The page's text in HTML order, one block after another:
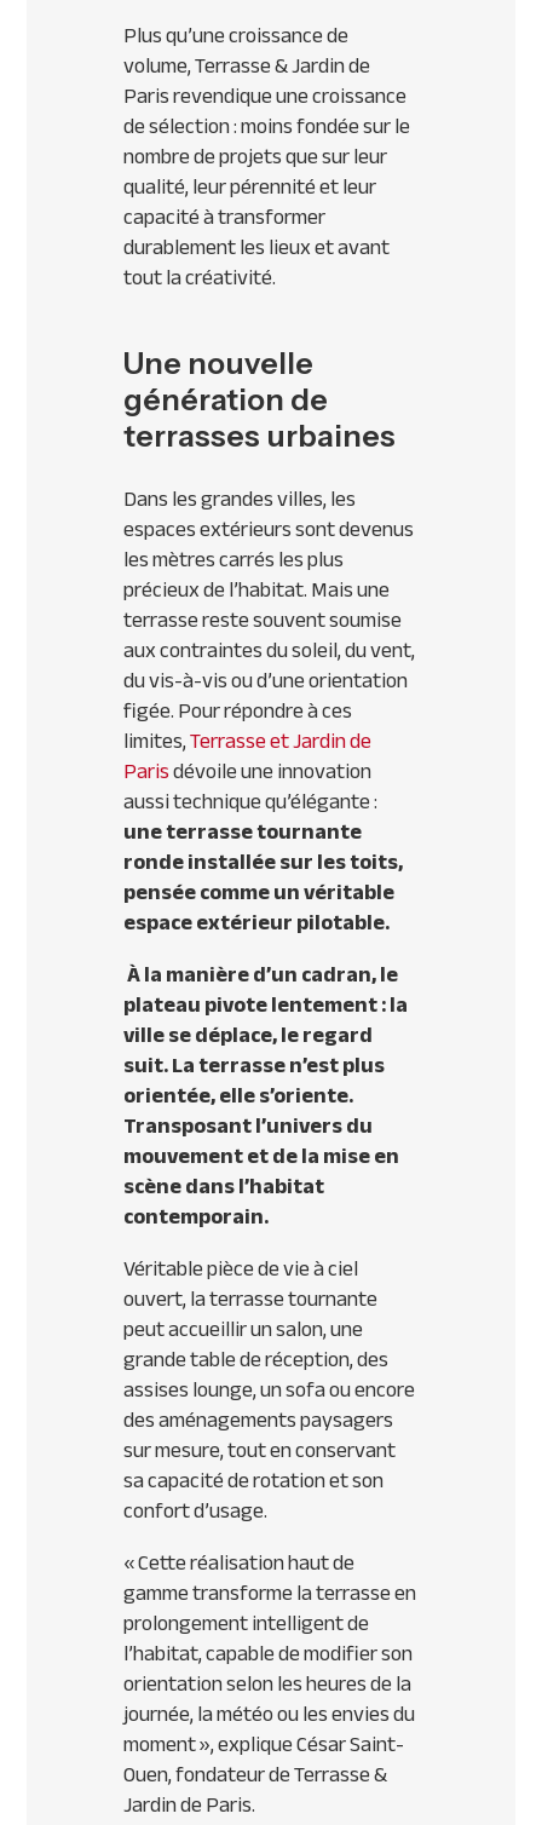
Plus qu’une croissance de
volume, Terrasse & Jardin de
Paris revendique une croissance
de sélection : moins fondée sur le
nombre de projets que sur leur
qualité, leur pérennité et leur
capacité à transformer
durablement les lieux et avant
tout la créativité.
Une nouvelle
génération de
terrasses urbaines
Dans les grandes villes, les
espaces extérieurs sont devenus
les mètres carrés les plus
précieux de l’habitat. Mais une
terrasse reste souvent soumise
aux contraintes du soleil, du vent,
du vis-à-vis ou d’une orientation
figée. Pour répondre à ces
limites,Terrasse et Jardin de
Parisdévoile une innovation
aussi technique qu’élégante :
une terrasse tournante
ronde installée sur les toits,
pensée comme un véritable
espace extérieur pilotable.
À la manière d’un cadran, le
plateau pivote lentement : la
ville se déplace, le regard
suit. La terrasse n’est plus
orientée, elle s’oriente.
Transposant l’univers du
mouvement et de la mise en
scène dans l’habitat
contemporain.
Véritable pièce de vie à ciel
ouvert, la terrasse tournante
peut accueillir un salon, une
grande table de réception, des
assises lounge, un sofa ou encore
des aménagements paysagers
sur mesure, tout en conservant
sa capacité de rotation et son
confort d’usage.
«Cette réalisation haut de
gamme transforme la terrasse en
prolongement intelligent de
l’habitat, capable de modifier son
orientation selon les heures de la
journée, la météo ou les envies du
moment», explique César Saint-
Ouen, fondateur de Terrasse &
Jardin de Paris.